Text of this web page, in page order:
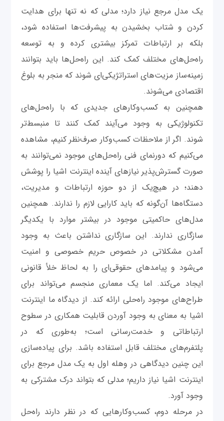
یک مدل مرجع نیاز دارد؛ مدلی که نه تنها برای هدایت
کردن و شتاب بخشیدن به پیشرفت‌ها استفاده شود،
بلکه بر ارتباطات تمرکز بیشتری کرده و به توسعه
راه‌حل‌های مختلف کمک کند. این راه‌حل‌ها باید بتوانند
زمینه‌ساز مزیت‌های استراتژیکی‌ای شوند که منجر به بلوغ
اقتصادی می‌شوند.
همچنین به کسب‌وکارهای جدیدی که با راه‌حل‌های
تکنولوژیکی به وجود می‌آیند کمک کنند تا منبسط‌تر
شوند. اگر از ملاحظات کسب‌وکار صرف‌نظر کنیم، مشاهده
می‌کنیم که دورنمای فنی راه‌حل‌های موجود نمی‌توانند به
صورت گسترش‌پذیر نیازهای آینده اینترنت اشیا را پوشش
دهند؛ در هیچ‌یک از دو حوزه ارتباطات و مدیریت،
دستگاه‌ها آن‌گونه که باید کارایی لازم را ندارند. همچنین
مدل‌های حاکمیتی موجود در بیشتر موارد با یکدیگر
سازگاری ندارند. این سازگاری نداشتن باعث به وجود
آمدن مشکلاتی در خصوص حریم خصوصی و امنیت
می‌شود و پیامدهای حقوقی‌ای را به لحاظ خلأ قانونی
ایجاد می‌کند. اما یک معماری منجسم می‌تواند برای
طراح‌های موجود راه‌حلی ارائه کند. از دیدگاه ما اینترنت
اشیا به معنای به وجود آوردن قابلیت همکاری در سطوح
ارتباطاتی و خدمت‌رسانی است؛ به‌طوری که در
پلتفرم‌های مختلف قابل استفاده باشد. برای پیاده‌سازی
این چنین دیدگاهی در وهله اول به یک مدل مرجع برای
اینترنت اشیا نیاز داریم؛ مدلی که بتواند درک مشترکی به
وجود آورد.
در مرحله دوم، کسب‌وکارهایی که در نظر دارند راه‌حل